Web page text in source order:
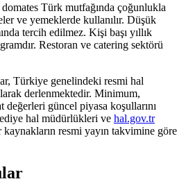
domates Türk mutfağında çoğunlukla
ve yemeklerde kullanılır. Düşük
tercih edilmez. Kişi başı yıllık
Restoran ve catering sektörü
Türkiye genelindeki resmi hal
derlenmektedir. Minimum,
güncel piyasa koşullarını
hal müdürlükleri ve hal.gov.tr
kaynakların resmi yayın takvimine göre